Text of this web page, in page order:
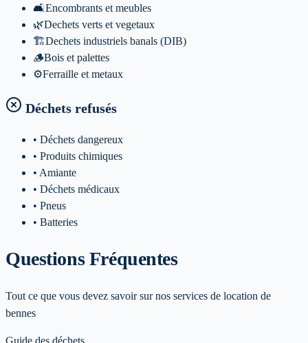
🛋️Encombrants et meubles
🌿Dechets verts et vegetaux
🏗️Dechets industriels banals (DIB)
🪵Bois et palettes
⚙️Ferraille et metaux
Déchets refusés
• Déchets dangereux
• Produits chimiques
• Amiante
• Déchets médicaux
• Pneus
• Batteries
Questions Fréquentes
Tout ce que vous devez savoir sur nos services de location de
bennes
Guide des déchets